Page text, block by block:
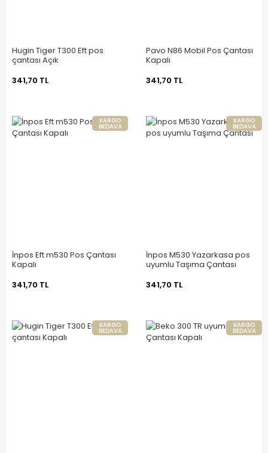
Hugin Tiger T300 Eft pos
çantası Açık
341,70 TL
Pavo N86 Mobil Pos Çantası
Kapalı
341,70 TL
KARGO
BEDAVA
İnpos Eft m530 Pos Çantası
Kapalı
341,70 TL
KARGO
BEDAVA
İnpos M530 Yazarkasa pos
uyumlu Taşıma Çantası
341,70 TL
KARGO
BEDAVA
KARGO
BEDAVA